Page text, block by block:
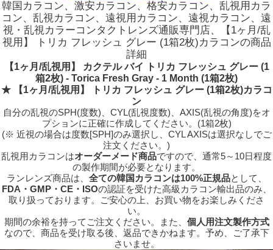
韓国カラコン、激安カラコン、格安カラコン、乱視用カラ
コン、乱視カラコン、遠視用カラコン、遠視カラコン、遠
視・乱視カラーコンタクトレンズ通販専門店、【1ヶ月/乱
視用】 トリカ フレッシュ グレー (1箱2枚)カラコンの商品
詳細
【1ヶ月/乱視用】 カクテル バイ トリカ フレッシュ グレー (1
箱2枚) - Torica Fresh Gray - 1 Month (1箱2枚)
★ 【1ヶ月/乱視用】 トリカ フレッシュ グレー (1箱2枚)カラコ
ン
自分の乱視のSPH(度数)、CYL(乱視度数)、AXIS(乱視の角度)をオ
プションに正確に作成してください。(1箱2枚)
(※ 近視の場合は度数[SPH]のみ選択し、CYL AXISは選択なしでご
注文ください。)
乱視用カラコンはオーダーメード商品ですので、 通常5～10日程度
の製作期間が必要となります。
ランレンズ商品は、 全ての韓国カラコンは100%正規品として、
FDA・GMP・CE・ISOの認証を受けた高級カラコン輸出品のみ、
取り扱っております。ご安心の上、お買い物をお楽しみくださ
い。
期間の余裕を持ってご注文ください。また、 個人用注文製作方式
なので、商品を受け取る後、返品できかねます。予め、ご了承下
さいませ。